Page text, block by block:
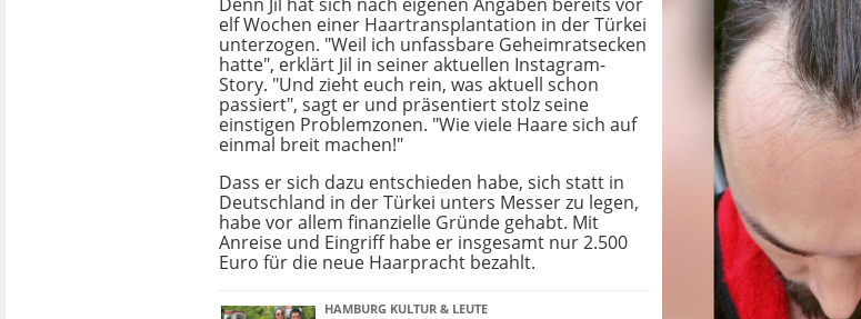
elf Wochen einer Haartransplantation in der Türkei
unterzogen. "Weil ich unfassbare Geheimratsecken
hatte", erklärt Jil in seiner aktuellen Instagram-
Story. "Und zieht euch rein, was aktuell schon
passiert", sagt er und präsentiert stolz seine
einstigen Problemzonen. "Wie viele Haare sich auf
einmal breit machen!"
Dass er sich dazu entschieden habe, sich statt in
Deutschland in der Türkei unters Messer zu legen,
habe vor allem finanzielle Gründe gehabt. Mit
Anreise und Eingriff habe er insgesamt nur 2.500
Euro für die neue Haarpracht bezahlt.
HAMBURG KULTUR & LEUTE